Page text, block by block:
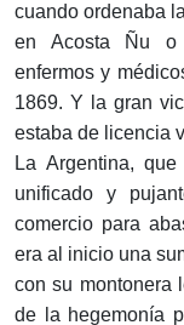
cuando ordenaba
en Acosta Ñu o
enfermos y
1869. Y la gran
estaba de licencia
La Argentina,
unificado y
comercio para
era al inicio una
con su montonera
de la hegemonía